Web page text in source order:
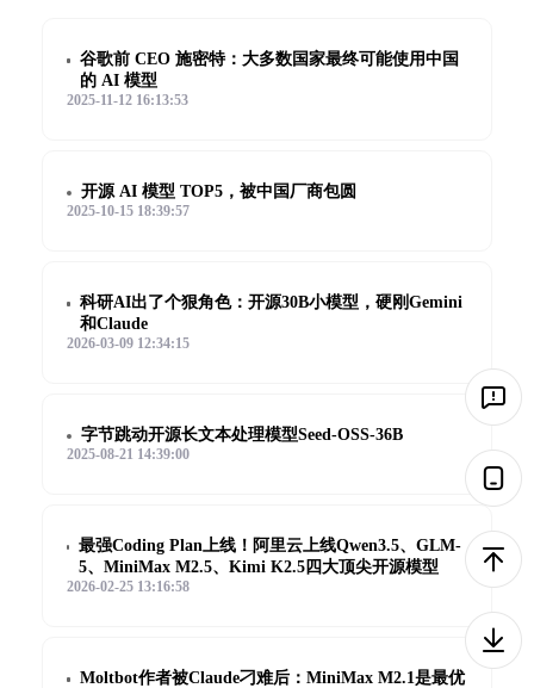
谷歌前 CEO 施密特：大多数国家最终可能使用中国
的 AI 模型
2025-11-12 16:13:53
开源 AI 模型 TOP5，被中国厂商包圆
2025-10-15 18:39:57
科研AI出了个狠角色：开源30B小模型，硬刚Gemini
和Claude
2026-03-09 12:34:15
字节跳动开源长文本处理模型Seed-OSS-36B
2025-08-21 14:39:00
最强Coding Plan上线！阿里云上线Qwen3.5、GLM-
5、MiniMax M2.5、Kimi K2.5四大顶尖开源模型
2026-02-25 13:16:58
Moltbot作者被Claude刁难后：MiniMax M2.1是最优